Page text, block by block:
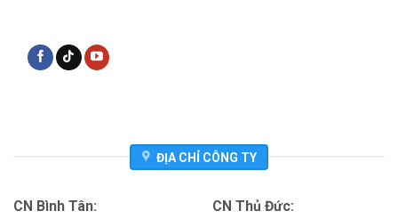
ĐỊA CHỈ CÔNG TY
CN Bình Tân: CN Thủ Đức: